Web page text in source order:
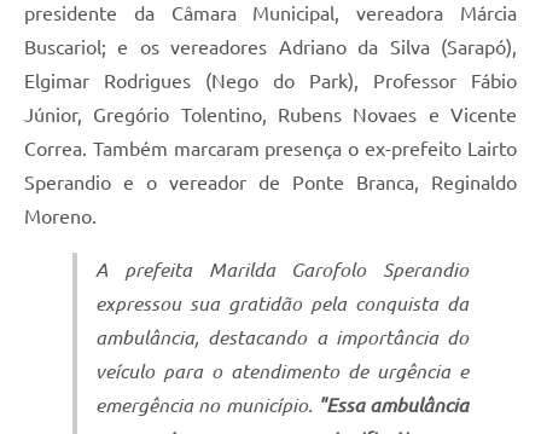
presidente da Câmara Municipal, vereadora Márcia
Buscariol; e os vereadores Adriano da Silva (Sarapó),
Elgimar Rodrigues (Nego do Park), Professor Fábio
Júnior, Gregório Tolentino, Rubens Novaes e Vicente
Correa. Também marcaram presença o ex-prefeito Lairto
Sperandio e o vereador de Ponte Branca, Reginaldo
Moreno.
A prefeita Marilda Garofolo Sperandio
expressou sua gratidão pela conquista da
ambulância, destacando a importância do
veículo para o atendimento de urgência e
emergência no município. "Essa ambulância